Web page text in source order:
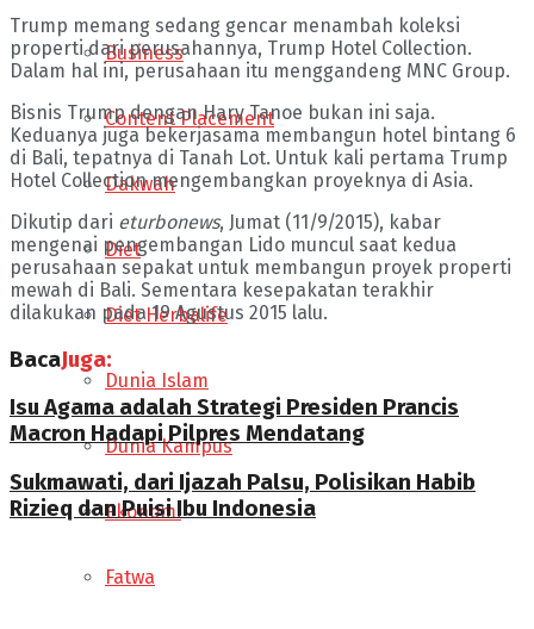
Business
Content Placement
Dakwah
Diet
Diet Herbalife
Dunia Islam
Dunia Kampus
Ekonomi
Fatwa
Trump memang sedang gencar menambah koleksi
properti dari perusahannya, Trump Hotel Collection.
Dalam hal ini, perusahaan itu menggandeng MNC Group.
Bisnis Trump dengan Hary Tanoe bukan ini saja.
Keduanya juga bekerjasama membangun hotel bintang 6
di Bali, tepatnya di Tanah Lot. Untuk kali pertama Trump
Hotel Collection mengembangkan proyeknya di Asia.
Dikutip dari eturbonews, Jumat (11/9/2015), kabar
mengenai pengembangan Lido muncul saat kedua
perusahaan sepakat untuk membangun proyek properti
mewah di Bali. Sementara kesepakatan terakhir
dilakukan pada 19 Agustus 2015 lalu.
BacaJuga:
Isu Agama adalah Strategi Presiden Prancis
Macron Hadapi Pilpres Mendatang
Sukmawati, dari Ijazah Palsu, Polisikan Habib
Rizieq dan Puisi Ibu Indonesia